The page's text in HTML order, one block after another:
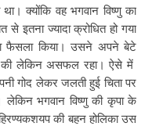
क्योंकि वह भगवान विष्णु का
इतना ज्यादा क्रोधित हो गया
फैसला किया। उसने अपने बेटे
की लेकिन असफल रहा। ऐसे में
गोद लेकर जलती हुई चिता पर
लेकिन भगवान विष्णु की कृपा के
की बहन होलिका उस